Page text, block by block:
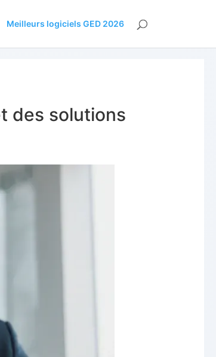
Meilleurs logiciels GED 2026
des solutions